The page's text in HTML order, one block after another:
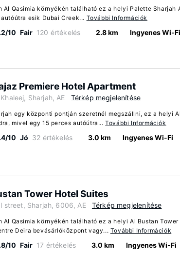
Al Qasimia környékén található ez a helyi Palette Sharjah
esik Dubai Creek... További Információk
10 Fair 120 értékelés 2.8 km Ingyenes Wi-Fi
Premiere Hotel Apartment
Sharjah, AE Térkép megjelenítése
egy központi pontján szeretnél megszállni, ez a helyi
mivel egy 15 perces autóútra...További Információk
10 Jó 32 értékelés 3.0 km Ingyenes Wi-Fi
Tower Hotel Suites
street, Sharjah, 6006, AE Térkép megjelenítése
Al Qasimia környékén található ez a helyi Al Bustan
Deira bevásárlóközpont vagy... További Információk
10 Fair 17 értékelés 3.0 km Ingyenes Wi-Fi